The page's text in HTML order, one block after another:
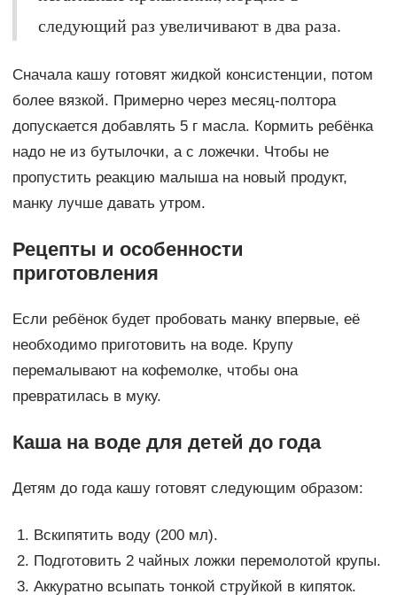
следующий раз увеличивают в два раза.
Сначала кашу готовят жидкой консистенции, потом
более вязкой. Примерно через месяц-полтора
допускается добавлять 5 г масла. Кормить ребёнка
надо не из бутылочки, а с ложечки. Чтобы не
пропустить реакцию малыша на новый продукт,
манку лучше давать утром.
Рецепты и особенности
приготовления
Если ребёнок будет пробовать манку впервые, её
необходимо приготовить на воде. Крупу
перемалывают на кофемолке, чтобы она
превратилась в муку.
Каша на воде для детей до года
Детям до года кашу готовят следующим образом:
Вскипятить воду (200 мл).
Подготовить 2 чайных ложки перемолотой крупы.
Аккуратно всыпать тонкой струйкой в кипяток.